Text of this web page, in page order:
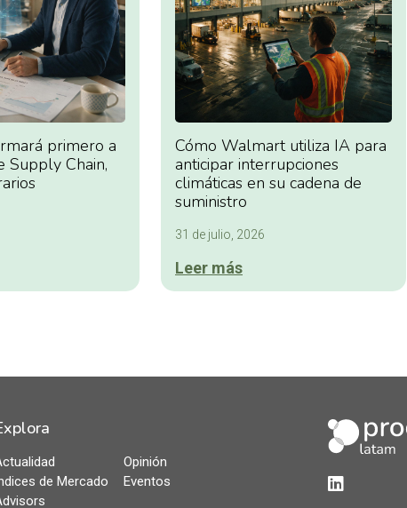
primero a
Supply Chain,
Cómo Walmart utiliza IA para
anticipar interrupciones
climáticas en su cadena de
suministro
31 de julio, 2026
Leer más
Opinión
de Mercado
Eventos
LinkedIn